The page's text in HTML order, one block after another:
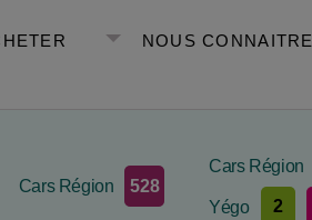
NOUS
Cars Région 528
Cars Région
Yégo 2